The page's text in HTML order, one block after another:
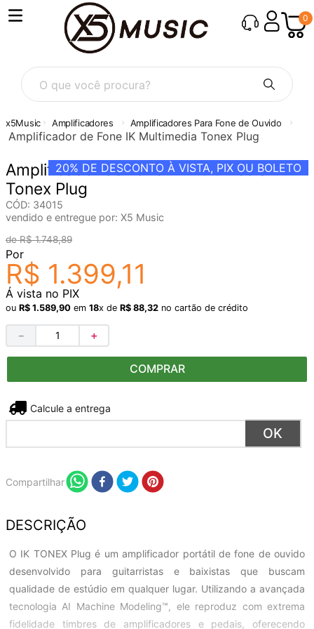
0
O que você procura?
Amplificadores Amplificadores Para Fone de Ouvido
Amplificador de Fone IK Multimedia Tonex Plug
20% DE DESCONTO À VISTA, PIX OU BOLETO
Amplificador de Fone IK Multimedia
Tonex Plug
CÓD: 34015
vendido e entregue por: X5 Music
R$ 1.748,89
Por
R$ 1.399,11
Á vista no PIX
ou R$ 1.589,90 em 18x de R$ 88,32 no cartão de crédito
＋
－
COMPRAR
Não sei meu CEP
Compartilhar
DESCRIÇÃO
O IK TONEX Plug é um amplificador portátil de fone de ouvido
desenvolvido para guitarristas e baixistas que buscam
qualidade de estúdio em qualquer lugar. Utilizando a avançada
tecnologia AI Machine Modeling™, ele reproduz com extrema
fidelidade timbres de amplificadores e pedais, oferecendo